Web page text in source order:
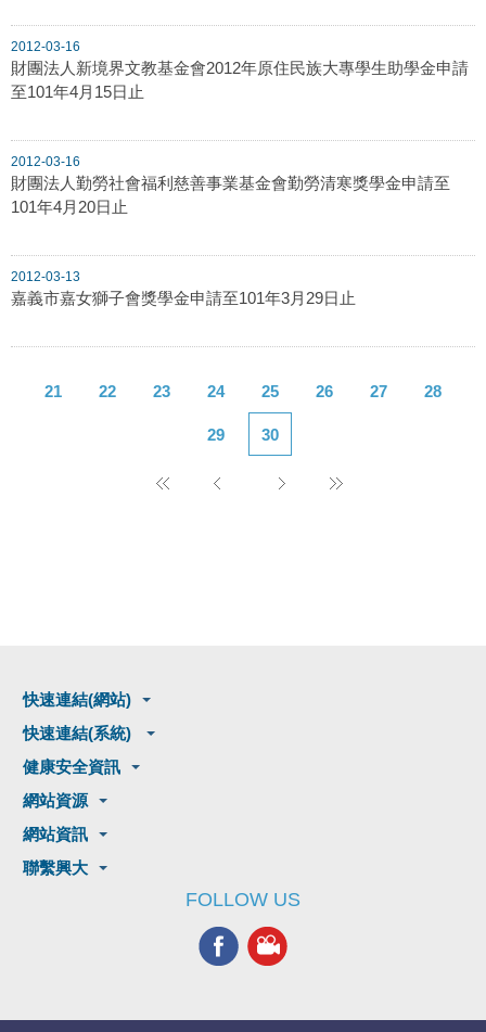
2012-03-16
財團法人新境界文教基金會2012年原住民族大專學生助學金申請
至101年4月15日止
2012-03-16
財團法人勤勞社會福利慈善事業基金會勤勞清寒獎學金申請至
101年4月20日止
2012-03-13
嘉義市嘉女獅子會獎學金申請至101年3月29日止
21 22 23 24 25 26 27 28
29 30
快速連結(網站)
快速連結(系統)
健康安全資訊
網站資源
網站資訊
聯繫興大
FOLLOW US